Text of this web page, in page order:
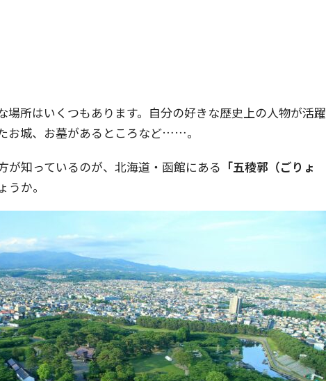
場所はいくつもあります。自分の好きな歴史上の人物が活躍
お城、お墓があるところなど……。
が知っているのが、北海道・函館にある 「五稜郭（ごりょ
うか。